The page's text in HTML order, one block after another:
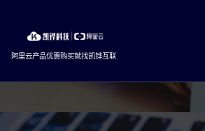
content
阿里云产品优惠购买就找凯铧互联